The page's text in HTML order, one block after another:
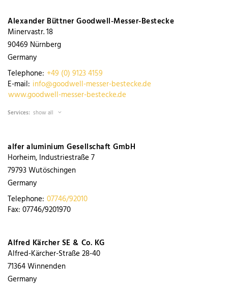
Alexander Büttner Goodwell-Messer-Bestecke
Minervastr. 18
90469 Nürnberg
Germany
Telephone: +49 (0) 9123 4159
E-mail: info@goodwell-messer-bestecke.de
www.goodwell-messer-bestecke.de
Services: show all
alfer aluminium Gesellschaft GmbH
Horheim, Industriestraße 7
79793Wutöschingen
Germany
Telephone: 07746/92010
Fax: 07746/9201970
Alfred Kärcher SE & Co. KG
Alfred-Kärcher-Straße 28-40
71364Winnenden
Germany